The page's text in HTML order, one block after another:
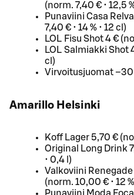
(norm. 7,40 € • 12,5
Punaviini Casa
7,40 € • 14 % • 12 cl)
LOL Fisu Shot 4 €
LOL Salmiakki Shot
cl)
Virvoitusjuomat –30
Amarillo Helsinki
Koff Lager 5,70 €
Original Long Drink
• 0,4 l)
Valkoviini
(norm. 10,00 € • 12